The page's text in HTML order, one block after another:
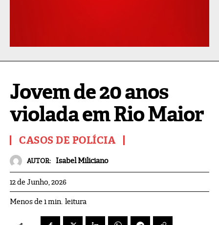
Jovem de 20 anos
violada em Rio Maior
CASOS DE POLÍCIA
AUTOR: Isabel Miliciano
12 de Junho, 2026
Menos de 1min. leitura